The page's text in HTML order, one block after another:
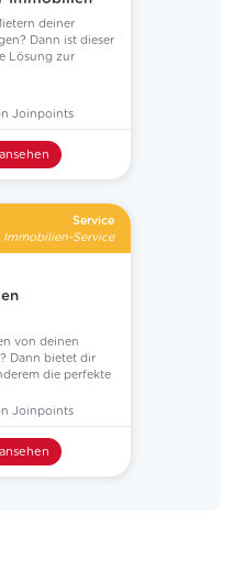
deiner
Dann ist dieser
Lösung zur
Joinpoints
Service
Immobilien-Service
von deinen
Dann bietet dir
die perfekte
Joinpoints